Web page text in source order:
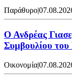
Παράθυρο|
Ο Ανδρέας
Συμβουλίου
Οικονομία|